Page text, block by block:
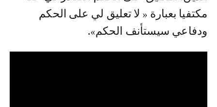
مكتفيا بعبارة « لا تعليق لي على الحكم
ودفاعي سيستأنف الحكم».